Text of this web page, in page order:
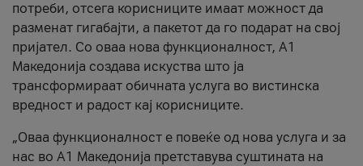
потреби, отсега корисниците имаат можност да
разменат гигабајти, а пакетот да го подарат на свој
пријател. Со оваа нова функционалност, А1
Македонија создава искуства што ја
трансформираат обичната услуга во вистинска
вредност и радост кај корисниците.
„Оваа функционалност е повеќе од нова услуга и за
нас во А1 Македонија претставува суштината на